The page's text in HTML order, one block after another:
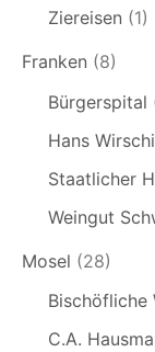
Ziereisen (1)
Franken (8)
Bürgerspital
Hans
Staatlicher
Weingut
Mosel (28)
Bischöfliche
C.A.